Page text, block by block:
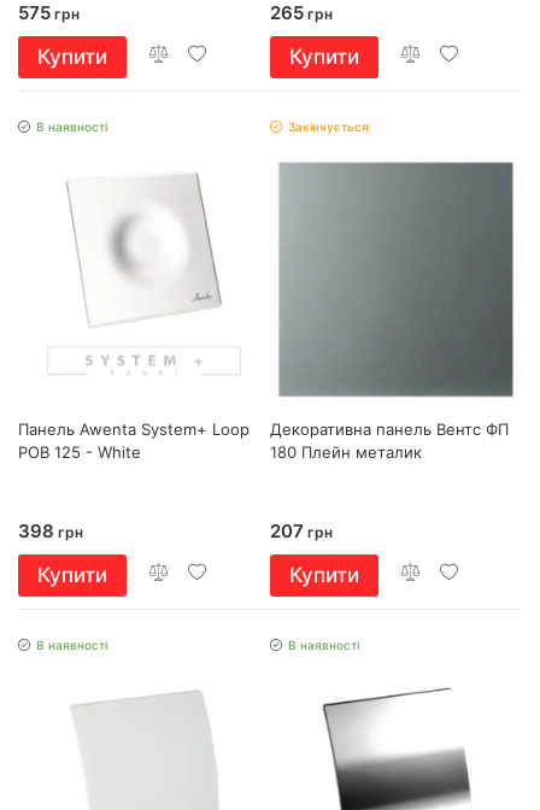
575 грн
Купити
265 грн
Купити
В наявності
Панель Awenta System+ Loop
POB 125 - White
398 грн
Купити
Закінчується
Декоративна панель Вентс ФП
180 Плейн металик
207 грн
Купити
В наявності В наявності